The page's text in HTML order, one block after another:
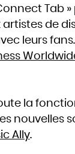
Tab »
de
leurs fans.
la
nouvelles
Ally.